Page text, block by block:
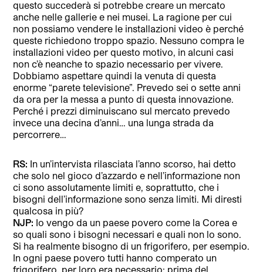
questo succederà si potrebbe creare un mercato
anche nelle gallerie e nei musei. La ragione per cui
non possiamo vendere le installazioni video è perché
queste richiedono troppo spazio. Nessuno compra le
installazioni video per questo motivo, in alcuni casi
non c’è neanche to spazio necessario per vivere.
Dobbiamo aspettare quindi la venuta di questa
enorme “parete televisione”. Prevedo sei o sette anni
da ora per la messa a punto di questa innovazione.
Perché i prezzi diminuiscano sul mercato prevedo
invece una decina d’anni… una lunga strada da
percorrere…
RS: In un’intervista rilasciata l’anno scorso, hai detto
che solo nel gioco d’azzardo e nell’informazione non
ci sono assolutamente limiti e, soprattutto, che i
bisogni dell’informazione sono senza limiti. Mi diresti
qualcosa in più?
NJP: Io vengo da un paese povero come la Corea e
so quali sono i bisogni necessari e quali non lo sono.
Si ha realmente bisogno di un frigorifero, per esempio.
In ogni paese povero tutti hanno comperato un
frigorifero, per loro era necessario; prima del